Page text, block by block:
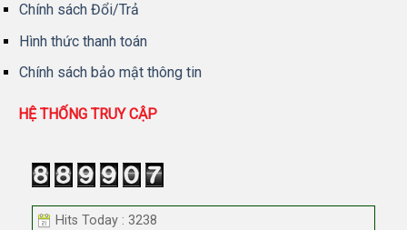
Chính sách Đổi/Trả
Hình thức thanh toán
Chính sách bảo mật thông tin
HỆ THỐNG TRUY CẬP
Hits Today : 3238